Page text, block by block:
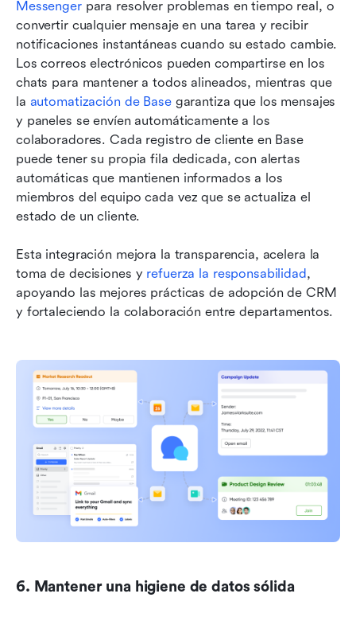
Messenger para resolver problemas en tiempo real, o
convertir cualquier mensaje en una tarea y recibir
notificaciones instantáneas cuando su estado cambie.
Los correos electrónicos pueden compartirse en los
chats para mantener a todos alineados, mientras que
la automatización de Base garantiza que los mensajes
y paneles se envíen automáticamente a los
colaboradores. Cada registro de cliente en Base
puede tener su propia fila dedicada, con alertas
automáticas que mantienen informados a los
miembros del equipo cada vez que se actualiza el
estado de un cliente.
Esta integración mejora la transparencia, acelera la
toma de decisiones y refuerza la responsabilidad,
apoyando las mejores prácticas de adopción de CRM
y fortaleciendo la colaboración entre departamentos.
6. Mantener una higiene de datos sólida